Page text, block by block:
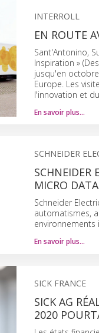
INTERROLL
EN ROUTE
Sant'Antonino,
Inspiration »
jusqu'en
Europe. Les
l'innovation et
En savoir plus…
SCHNEIDER
SCHNEIDER
MICRO
Schneider
automatismes,
environnements
En savoir plus…
SICK FRANCE
SICK AG
2020